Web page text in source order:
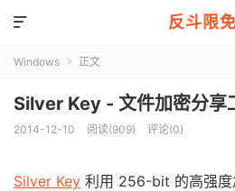
反斗限免

Windows  正文
Silver Key - 文件加密分享
2014-12-10 阅读(909) 评论(0)
Silver Key 利用 256-bit 的高强度